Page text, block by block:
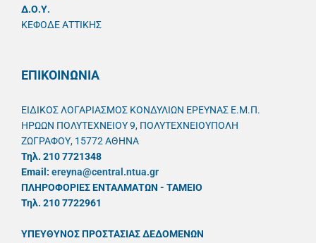
Δ.Ο.Υ.
ΚΕΦΟΔΕ ΑΤΤΙΚΗΣ
ΕΠΙΚΟΙΝΩΝΙΑ
ΕΙΔΙΚΟΣ ΛΟΓΑΡΙΑΣΜΟΣ ΚΟΝΔΥΛΙΩΝ ΕΡΕΥΝΑΣ Ε.Μ.Π.
ΗΡΩΩΝ ΠΟΛΥΤΕΧΝΕΙΟΥ 9, ΠΟΛΥΤΕΧΝΕΙΟΥΠΟΛΗ
ΖΩΓΡΑΦΟΥ, 15772 ΑΘΗΝΑ
Τηλ. 210 7721348
Email: ereyna@central.ntua.gr
ΠΛΗΡΟΦΟΡΙΕΣ ΕΝΤΑΛΜΑΤΩΝ - ΤΑΜΕΙΟ
Τηλ. 210 7722961
ΥΠΕΥΘYΝΟΣ ΠΡΟΣΤΑΣΙΑΣ ΔΕΔΟΜΕΝΩΝ